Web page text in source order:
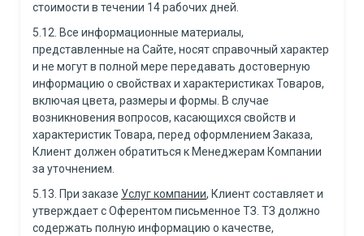
стоимости в течении 14 рабочих дней.
5.12. Все информационные материалы,
представленные на Сайте, носят справочный характер
и не могут в полной мере передавать достоверную
информацию о свойствах и характеристиках Товаров,
включая цвета, размеры и формы. В случае
возникновения вопросов, касающихся свойств и
характеристик Товара, перед оформлением Заказа,
Клиент должен обратиться к Менеджерам Компании
за уточнением.
5.13. При заказе Услуг компании, Клиент составляет и
утверждает с Оферентом письменное ТЗ. ТЗ должно
содержать полную информацию о качестве,